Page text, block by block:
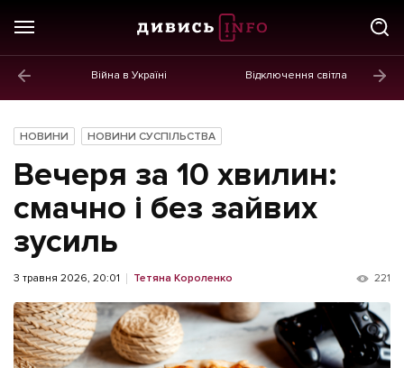
Війна в Україні Відключення світла
Новини
Політика
Економіка
Бізнес
Життя
Культура
Афіша
НОВИНИ НОВИНИ СУСПІЛЬСТВА
Вечеря за 10 хвилин:
смачно і без зайвих
зусиль
3 травня 2026, 20:01 Тетяна Короленко 221